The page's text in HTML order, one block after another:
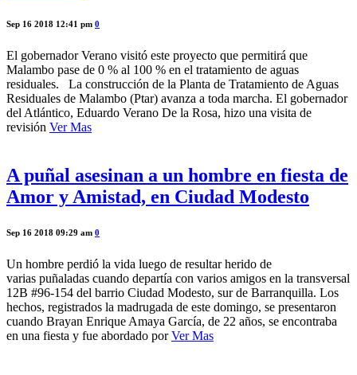
Sep 16 2018 12:41 pm 0
El gobernador Verano visitó este proyecto que permitirá que
Malambo pase de 0 % al 100 % en el tratamiento de aguas
residuales. La construcción de la Planta de Tratamiento de Aguas
Residuales de Malambo (Ptar) avanza a toda marcha. El gobernador
del Atlántico, Eduardo Verano De la Rosa, hizo una visita de
revisión Ver Mas
A puñal asesinan a un hombre en fiesta de
Amor y Amistad, en Ciudad Modesto
Sep 16 2018 09:29 am 0
Un hombre perdió la vida luego de resultar herido de
varias puñaladas cuando departía con varios amigos en la transversal
12B #96-154 del barrio Ciudad Modesto, sur de Barranquilla. Los
hechos, registrados la madrugada de este domingo, se presentaron
cuando Brayan Enrique Amaya García, de 22 años, se encontraba
en una fiesta y fue abordado porVer Mas